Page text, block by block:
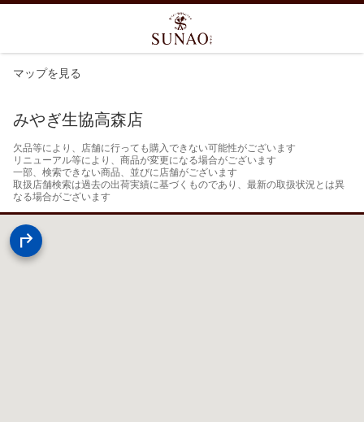
マップを見る
みやぎ生協高森店
欠品等により、店舗に行っても購入できない可能性がございます
リニューアル等により、商品が変更になる場合がございます
一部、検索できない商品、並びに店舗がございます
取扱店舗検索は過去の出荷実績に基づくものであり、最新の取扱状況とは異
なる場合がございます